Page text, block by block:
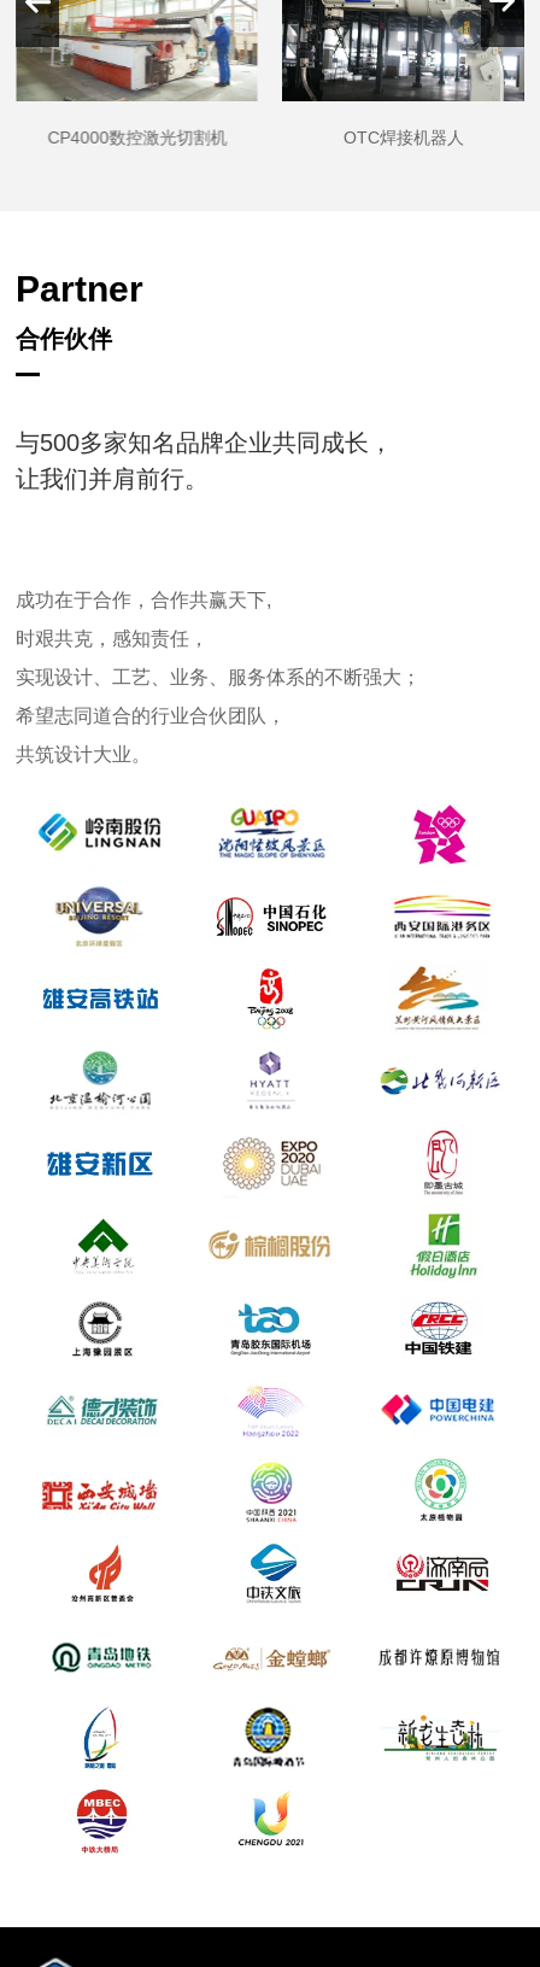
CP4000数控激光切割机 OTC焊接机器人
Partner
合作伙伴
与500多家知名品牌企业共同成长，
让我们并肩前行。
成功在于合作，合作共赢天下,
时艰共克，感知责任，
实现设计、工艺、业务、服务体系的不断强大；
希望志同道合的行业合伙团队，
共筑设计大业。